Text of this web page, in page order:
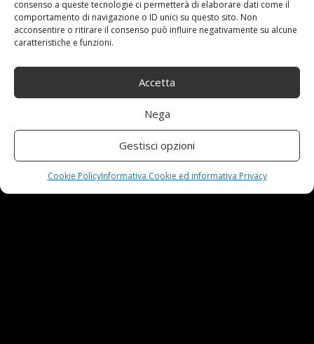
consenso a queste tecnologie ci permetterà di elaborare dati come il
comportamento di navigazione o ID unici su questo sito. Non
acconsentire o ritirare il consenso può influire negativamente su alcune
caratteristiche e funzioni.
Accetta
Nega
Gestisci opzioni
Cookie PolicyInformativa Cookie ed informativa Privacy
25 Novembre,2024
Automobili e sicurezza: l’importanza della
manutenzione
23 Aprile,2024